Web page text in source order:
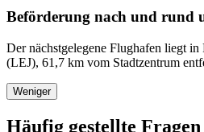
Beförderung nach und rund
Der nächstgelegene Flughafen liegt
(LEJ), 61,7 km vom Stadtzentrum
Weniger
Häufig gestellte Fragen